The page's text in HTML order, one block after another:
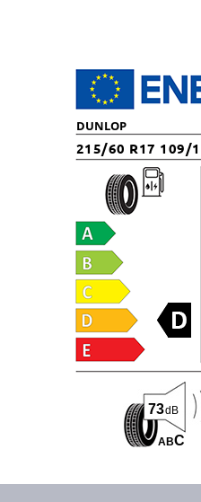
DUNLOP
215/60 R17 109/
ABC
73dB